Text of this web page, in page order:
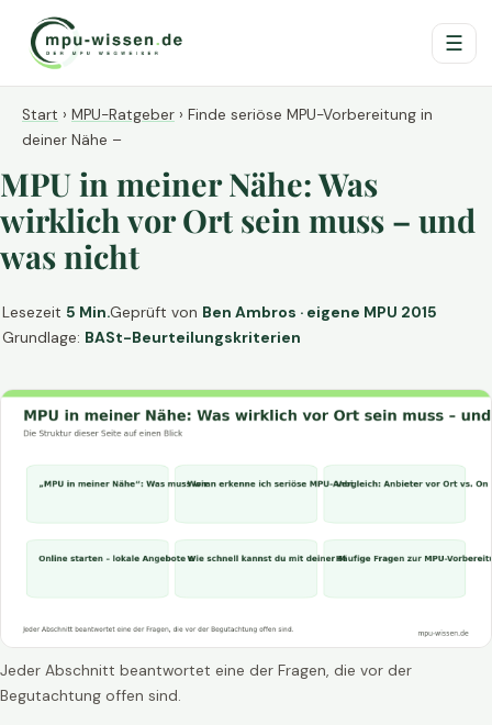
☰
Start › MPU-Ratgeber › Finde seriöse MPU-Vorbereitung in
deiner Nähe –
MPU in meiner Nähe: Was
wirklich vor Ort sein muss – und
was nicht
Lesezeit 5 Min.Geprüft von Ben Ambros · eigene MPU 2015
Grundlage: BASt-Beurteilungskriterien
Jeder Abschnitt beantwortet eine der Fragen, die vor der
Begutachtung offen sind.